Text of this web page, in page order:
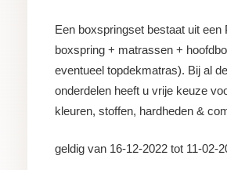
Een boxspringset bestaat uit een
boxspring + matrassen +
eventueel topdekmatras). Bij al
onderdelen heeft u vrije keuze
kleuren, stoffen, hardheden &
geldig van 16-12-2022 tot 11-02-